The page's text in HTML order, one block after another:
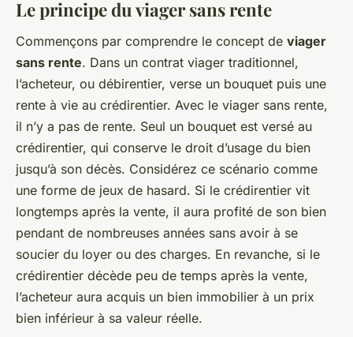
Le principe du viager sans rente
Commençons par comprendre le concept de viager
sans rente. Dans un contrat viager traditionnel,
l’acheteur, ou débirentier, verse un bouquet puis une
rente à vie au crédirentier. Avec le viager sans rente,
il n’y a pas de rente. Seul un bouquet est versé au
crédirentier, qui conserve le droit d’usage du bien
jusqu’à son décès. Considérez ce scénario comme
une forme de jeux de hasard. Si le crédirentier vit
longtemps après la vente, il aura profité de son bien
pendant de nombreuses années sans avoir à se
soucier du loyer ou des charges. En revanche, si le
crédirentier décède peu de temps après la vente,
l’acheteur aura acquis un bien immobilier à un prix
bien inférieur à sa valeur réelle.